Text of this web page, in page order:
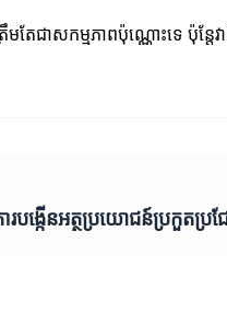
មតែជាសកម្មភាពប៉ុណ្ណោះទេ ប៉ុន្តែ
របង្កើនអត្ថប្រយោជន៍ប្រកួតប្រជ